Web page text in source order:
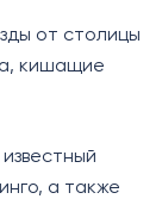
от столицы
кишащие
а также